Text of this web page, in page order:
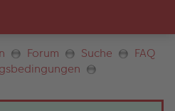
Forum Suche
FAQ